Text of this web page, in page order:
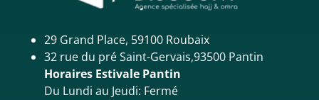
29 Grand Place, 59100 Roubaix
32 rue du pré Saint-Gervais,93500 Pantin
Horaires Estivale Pantin
Du Lundi au Jeudi: Fermé